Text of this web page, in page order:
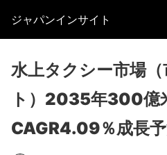
ジャパンインサイト
水上タクシー市場
ト）2035年300億
CAGR4.09％成長